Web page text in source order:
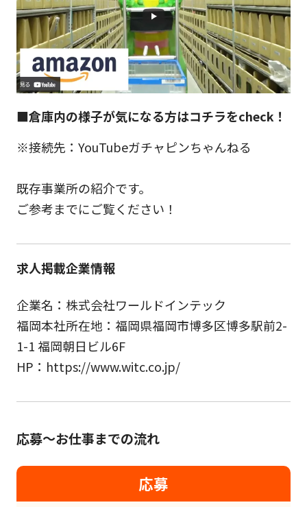
■倉庫内の様子が気になる方はコチラをcheck！
※接続先：YouTubeガチャピンちゃんねる
既存事業所の紹介です。
ご参考までにご覧ください！
求人掲載企業情報
企業名：株式会社ワールドインテック
福岡本社所在地：福岡県福岡市博多区博多駅前2-
1-1 福岡朝日ビル6F
HP：https://www.witc.co.jp/
応募～お仕事までの流れ
応募